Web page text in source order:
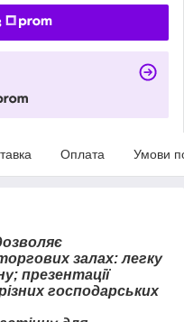
Оплата Умови
залах: легку
презентації
господарських